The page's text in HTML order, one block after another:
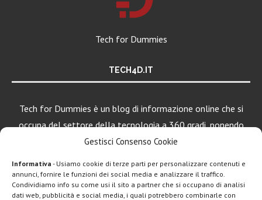
Gestisci Consenso Cookie
Informativa - Usiamo cookie di terze parti per personalizzare contenuti e
annunci, fornire le funzioni dei social media e analizzare il traffico.
Condividiamo info su come usi il sito a partner che si occupano di analisi
dati web, pubblicità e social media, i quali potrebbero combinarle con
Tech for Dummies
TECH4D.IT
Tech for Dummies è un blog di informazione online che si
occupa del settore della tecnologia a 360 gradi, ponendo
una particolare attenzione al mondo Android, Apple e
LEGGI ANCHE